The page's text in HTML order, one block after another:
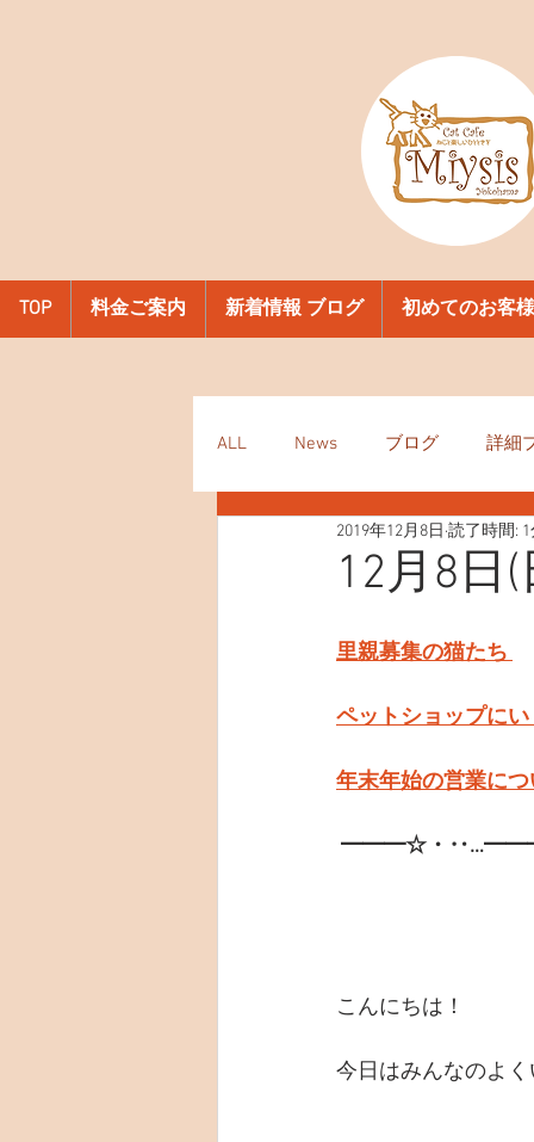
TOP 料金ご案内 新着情報 ブログ 初めてのお客
ALL News ブログ 詳細
12月8日
2019年12月8日 読了時間:
里親募集の猫たち
ペットショップに
年末年始の営業につ
━━━☆・
こんにちは！
今日はみんなのよ